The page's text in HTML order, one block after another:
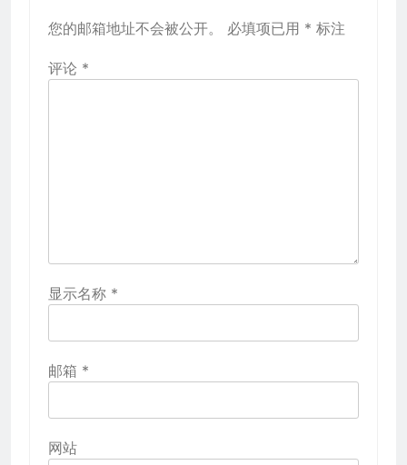
您的邮箱地址不会被公开。 必填项已用 * 标注
评论 *
显示名称 *
邮箱 *
网站